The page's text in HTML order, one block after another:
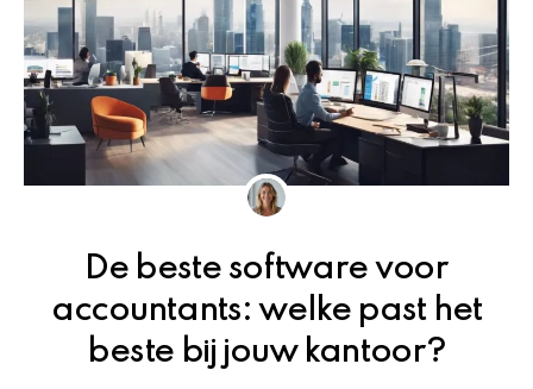
De beste software voor
accountants: welke past het
beste bij jouw kantoor?